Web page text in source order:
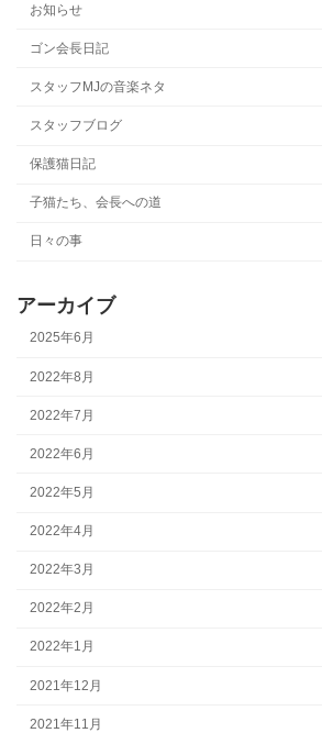
お知らせ
ゴン会長日記
スタッフMJの音楽ネタ
スタッフブログ
保護猫日記
子猫たち、会長への道
日々の事
アーカイブ
2025年6月
2022年8月
2022年7月
2022年6月
2022年5月
2022年4月
2022年3月
2022年2月
2022年1月
2021年12月
2021年11月